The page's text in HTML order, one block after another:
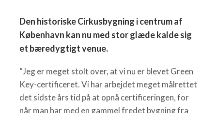
Den historiske Cirkusbygning i centrum af
København kan nu med stor glæde kalde sig
et bæredygtigt venue.
”Jeg er meget stolt over, at vi nu er blevet Green
Key-certificeret. Vi har arbejdet meget målrettet
det sidste års tid på at opnå certificeringen, for
når man har med en gammel fredet bygning fra